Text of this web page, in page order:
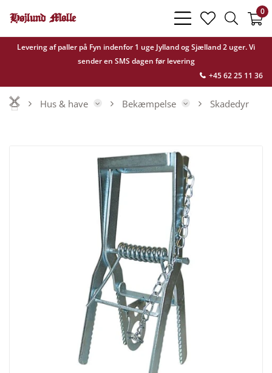
Levering af paller på Fyn indenfor 1 uge Jylland og Sjælland 2 uger. Vi
sender en SMS dagen før levering
+45 62 25 11 36
bars
light
heart
light
search
light
0
Hus & have Bekæmpelse Skadedyr